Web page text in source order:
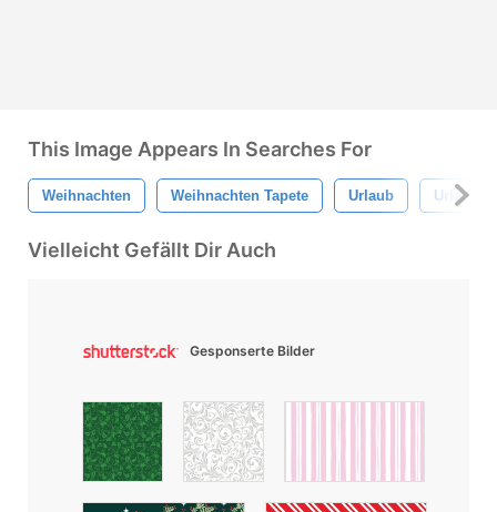
This Image Appears In Searches For
Weihnachten Weihnachten Tapete Urlaub Urlaub
Vielleicht Gefällt Dir Auch
Gesponserte Bilder